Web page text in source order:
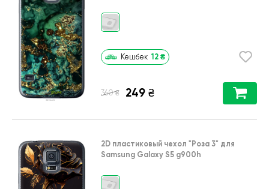
Кешбек 12 ₴
360 ₴ 249 ₴
2D пластиковый чехол "Роза 3" для
Samsung Galaxy S5 g900h